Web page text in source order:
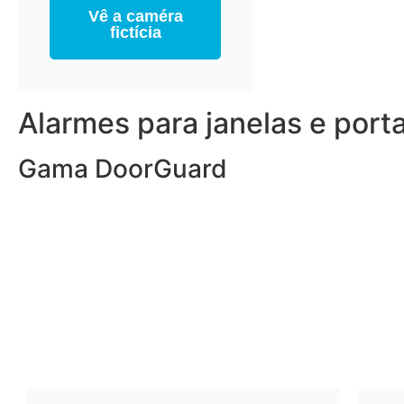
Vê a caméra
fictícia
Alarmes para janelas e
Gama DoorGuard